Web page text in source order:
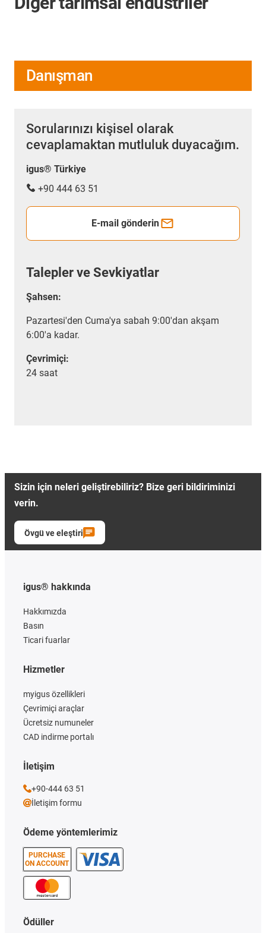
Danışman
Sorularınızı kişisel olarak
cevaplamaktan mutluluk duyacağım.
igus® Türkiye
+90 444 63 51
E-mail gönderin
Talepler ve Sevkiyatlar
Şahsen:
Pazartesi'den Cuma'ya sabah 9:00'dan akşam
6:00'a kadar.
Çevrimiçi:
24 saat
Sizin için neleri geliştirebiliriz? Bize geri bildiriminizi
verin.
Övgü ve eleştiri
igus® hakkında
Hakkımızda
Basın
Ticari fuarlar
Ödeme yöntemlerimiz
PURCHASE
ON ACCOUNT
Hizmetler
myigus özellikleri
Çevrimiçi araçlar
Ücretsiz numuneler
CAD indirme portalı
Ödüller
İletişim
+90-444 63 51
İletişim formu